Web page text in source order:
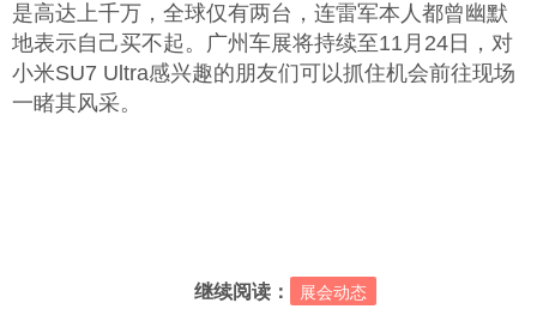
是高达上千万，全球仅有两台，连雷军本人都曾幽默
地表示自己买不起。广州车展将持续至11月24日，对
小米SU7 Ultra感兴趣的朋友们可以抓住机会前往现场
一睹其风采。
继续阅读： 展会动态